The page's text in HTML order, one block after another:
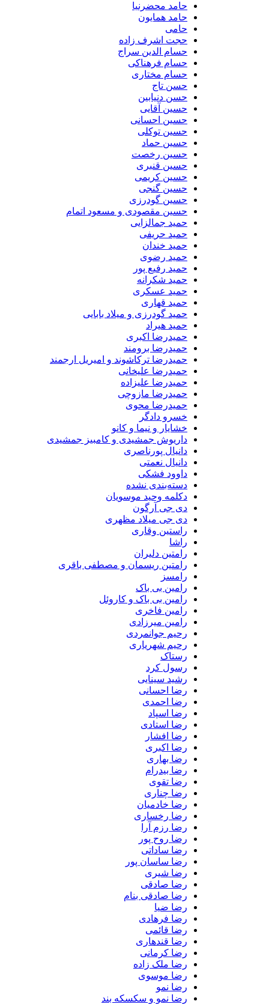
حامد محضرنیا
حامد همایون
حجت اشرف زاده
حسام الدین سراج
حسام فرهناکی
حسام مختاری
حسن تاج
حسن دنیابین
حسین آقایی
حسین احسانی
حسین توکلی
حسین حماد
حسین رخصت
حسین قنبری
حسین کریمی
حسین گنجی
حسین گودرزی
حسین مقصودی و مسعود اتمام
حمید جمالزایی
حمید حریفی
حمید خندان
حمید رضوی
حمید رفیع پور
حمید شکرانه
حمید عسکری
حمید قهاری
حمید گودرزی و میلاد بابایی
حمید هیراد
حمیدرضا اکبری
حمیدرضا برومند
حمیدرضا ترکاشوند و امیریل ارجمند
حمیدرضا علیخانی
حمیدرضا علیزاده
حمیدرضا مازوچی
حمیدرضا محوی
خسرو دادگر
خشایار و نیما و کانو
داریوش جمشیدی و کامبیز جمشیدی
دانیال پورناصری
دانیال نعمتی
داوود فشکی
دسته‌بندی نشده
دکلمه وحید موسویان
دی جی آرگون
دی جی میلاد مظهری
راستین وقاری
رامتین دلیران
رامتین ریسمان و مصطفی باقری
رامین بی باک
رامین بی باک و کاروئل
رامین فاخری
رامین میرزادی
رحیم جوانمردی
رحیم شهریاری
رستاک
رسول کرد
رشید سینایی
رضا احسانی
رضا احمدی
رضا اسپاد
رضا استادی
رضا افشار
رضا اکبری
رضا بهاری
رضا بیدرام
رضا تقوی
رضا چناری
رضا خادمیان
رضا رخساری
رضا رزم آرا
رضا روح پور
رضا ساداتی
رضا ساسان پور
رضا شیری
رضا صادقی
رضا صادقی بنام
رضا ضیا
رضا فرهادی
رضا قائمی
رضا قندهاری
رضا کرمانی
رضا ملک زاده
رضا موسوی
رضا نمو
رضا نمو و سکسکه بند